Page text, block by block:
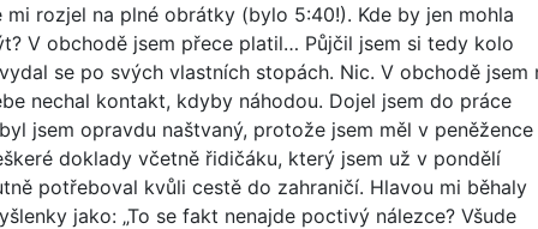
mi rozjel na plné obrátky (bylo 5:40!). Kde by jen mohla
V obchodě jsem přece platil… Půjčil jsem si tedy kolo
se po svých vlastních stopách. Nic. V obchodě jsem
nechal kontakt, kdyby náhodou. Dojel jsem do práce
jsem opravdu naštvaný, protože jsem měl v peněžence
doklady včetně řidičáku, který jsem už v pondělí
potřeboval kvůli cestě do zahraničí. Hlavou mi běhaly
jako: „To se fakt nenajde poctivý nálezce? Všude